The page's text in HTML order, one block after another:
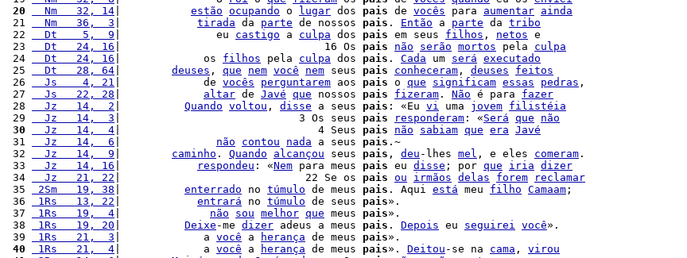
20
  Nm   32, 14
estão ocupando o lugar dos pais de vocês para aumentar ainda
21
  Nm   36,  3
tirada da parte de nossos pais . Então a parte da tribo
22
  Dt    5,  9
|               eu castigo a culpa dos pais em seus filhos , netos e
23
  Dt   24, 16
|                                16 Os pais não serão mortos pela culpa
24
  Dt   24, 16
|             os filhos pela culpa dos pais . Cada um será executado
25
  Dt   28, 64
deuses , que nem você nem seus pais conheceram , deuses
feitos
26
  Js    4, 21
|             de vocês perguntarem aos pais o que significam essas pedras ,
27
  Js   22, 28
altar de Javé que nossos pais fizeram . Não é para fazer
28
  Jz   14,  2
Quando voltou , disse a seus pais : «Eu vi uma jovem filistéia
29
  Jz   14,  3
|                            3 Os seus pais responderam : «Será que
não
30
  Jz   14,  4
|                               4 Seus pais não sabiam que era Javé
31
  Jz   14,  6
não contou nada a seus pais .~
32
  Jz   14,  9
caminho . Quando alcançou seus pais , deu -lhes mel , e eles comeram .
33
  Jz   14, 16
respondeu : «Nem para meus pais eu disse ; por que iria dizer
34
  Jz   21, 22
|                             22 Se os pais ou irmãos delas forem
reclamar
35
2Sm   19, 38 enterrado no túmulo de meus pais . Aqui está meu filho Camaam ;
36
1Rs   13, 22 entrará no túmulo de seus pais».
37
1Rs   19,  4 não sou melhor que meus pais».
38
1Rs   19, 20 Deixe -me dizer adeus a meus pais . Depois eu seguirei você».
39
1Rs   21,  3 |             a você a herança de meus pais
40
1Rs   21,  4 |             a você a herança de meus pais». Deitou -se na cama , virou